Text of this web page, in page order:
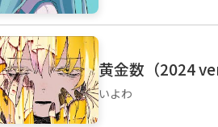
黄金数（2024
いよわ